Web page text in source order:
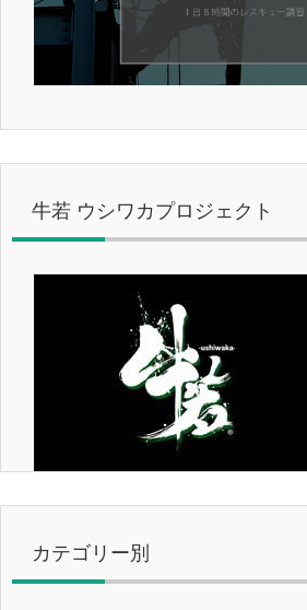
牛若 ウシワカプロジェクト
カテゴリー別